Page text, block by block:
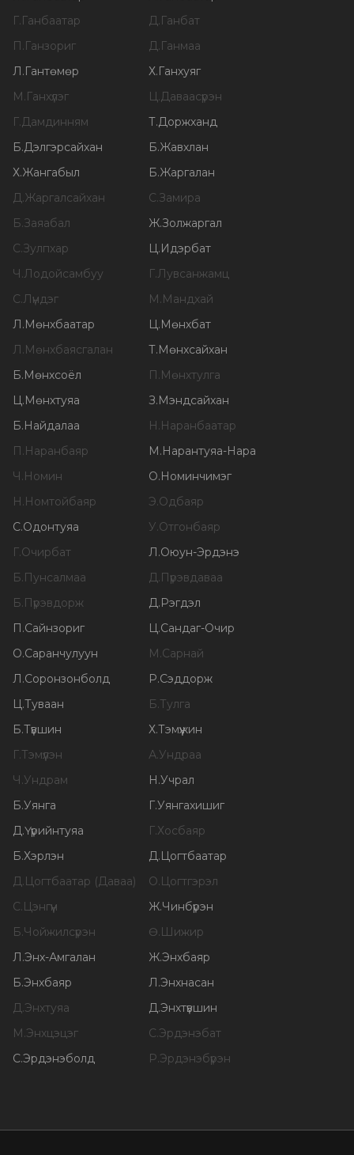
Г.Ганбаатар Д.Ганбат
П.Ганзориг Д.Ганмаа
Л.Гантөмөр Х.Ганхуяг
М.Ганхүлэг Ц.Даваасүрэн
Г.Дамдинням Т.Доржханд
Б.Дэлгэрсайхан Б.Жавхлан
Х.Жангабыл Б.Жаргалан
Д.Жаргалсайхан С.Замира
Б.Заяабал Ж.Золжаргал
С.Зулпхар Ц.Идэрбат
Ч.Лодойсамбуу Г.Лувсанжамц
С.Лүндэг М.Мандхай
Л.Мөнхбаатар Ц.Мөнхбат
Л.Мөнхбаясгалан Т.Мөнхсайхан
Б.Мөнхсоёл П.Мөнхтулга
Ц.Мөнхтуяа З.Мэндсайхан
Б.Найдалаа Н.Наранбаатар
П.Наранбаяр М.Нарантуяа-Нара
Ч.Номин О.Номинчимэг
Н.Номтойбаяр Э.Одбаяр
С.Одонтуяа У.Отгонбаяр
Г.Очирбат Л.Оюун-Эрдэнэ
Б.Пунсалмаа Д.Пүрэвдаваа
Б.Пүрэвдорж Д.Рэгдэл
П.Сайнзориг Ц.Сандаг-Очир
О.Саранчулуун М.Сарнай
Л.Соронзонболд Р.Сэддорж
Ц.Туваан Б.Тулга
Б.Түвшин Х.Тэмүүжин
Г.Тэмүүлэн А.Ундраа
Ч.Ундрам Н.Учрал
Б.Уянга Г.Уянгахишиг
Д.Үүрийнтуяа Г.Хосбаяр
Б.Хэрлэн Д.Цогтбаатар
Д.Цогтбаатар (Даваа) О.Цогтгэрэл
С.Цэнгүүн Ж.Чинбүрэн
Б.Чойжилсүрэн Ө.Шижир
Л.Энх-Амгалан Ж.Энхбаяр
Б.Энхбаяр Л.Энхнасан
Д.Энхтуяа Д.Энхтүвшин
М.Энхцэцэг С.Эрдэнэбат
С.Эрдэнэболд Р.Эрдэнэбүрэн